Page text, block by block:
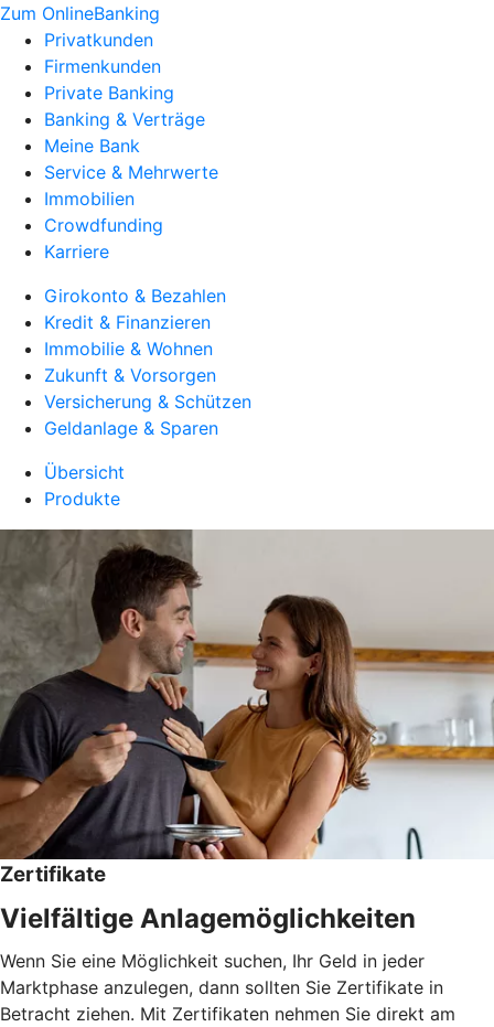
Zum OnlineBanking
Privatkunden
Firmenkunden
Private Banking
Banking & Verträge
Meine Bank
Service & Mehrwerte
Immobilien
Crowdfunding
Karriere
Girokonto & Bezahlen
Kredit & Finanzieren
Immobilie & Wohnen
Zukunft & Vorsorgen
Versicherung & Schützen
Geldanlage & Sparen
Übersicht
Produkte
Zertifikate
Vielfältige Anlagemöglichkeiten
Wenn Sie eine Möglichkeit suchen, Ihr Geld in jeder
Marktphase anzulegen, dann sollten Sie Zertifikate in
Betracht ziehen. Mit Zertifikaten nehmen Sie direkt am